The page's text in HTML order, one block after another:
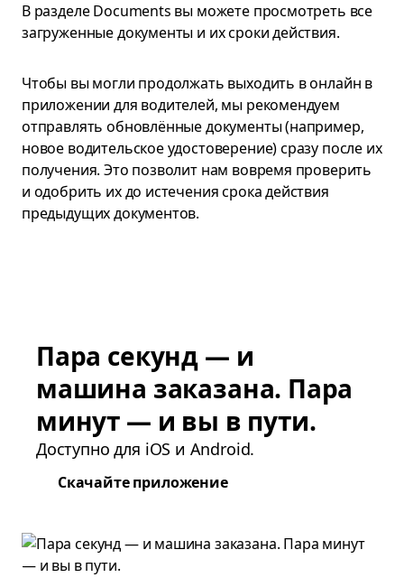
В разделе Documents вы можете просмотреть все
загруженные документы и их сроки действия.
Чтобы вы могли продолжать выходить в онлайн в
приложении для водителей, мы рекомендуем
отправлять обновлённые документы (например,
новое водительское удостоверение) сразу после их
получения. Это позволит нам вовремя проверить
и одобрить их до истечения срока действия
предыдущих документов.
Пара секунд — и
машина заказана. Пара
минут — и вы в пути.
Доступно для iOS и Android.
Скачайте приложение